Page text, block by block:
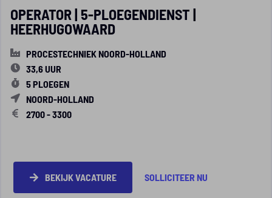
OPERATOR | 5-PLOEGENDIENST |
HEERHUGOWAARD
PROCESTECHNIEK NOORD-HOLLAND
33,6 UUR
5 PLOEGEN
NOORD-HOLLAND
2700 - 3300
BEKIJK VACATURE SOLLICITEER NU